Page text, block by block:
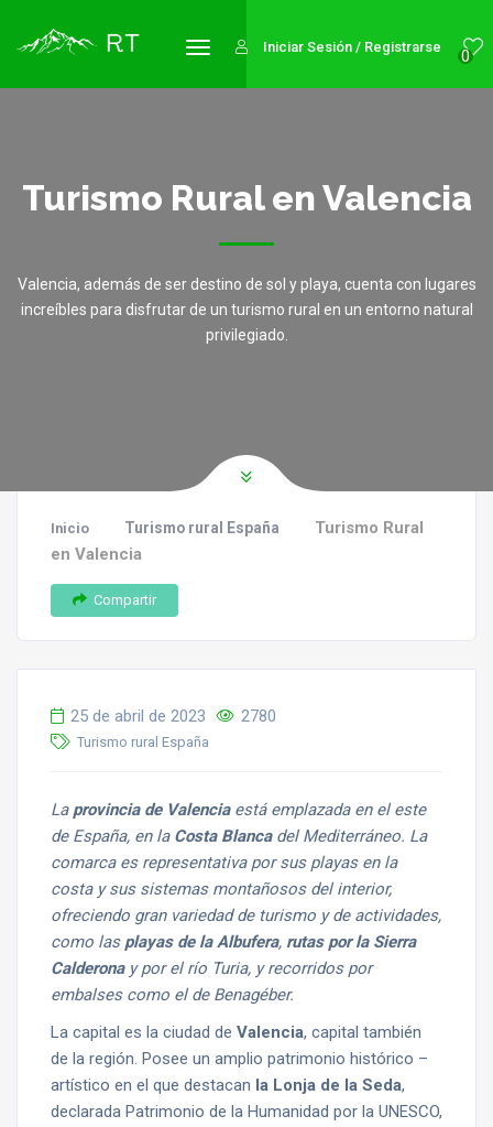
0
Iniciar Sesión / Registrarse
Turismo Rural en Valencia
Valencia, además de ser destino de sol y playa, cuenta con lugares
increíbles para disfrutar de un turismo rural en un entorno natural
privilegiado.
Inicio Turismo rural España
Turismo Rural
en Valencia
Compartir
25 de abril de 2023 2780
Turismo rural España
La provincia de Valenciaestá emplazada en el este
de España, en la Costa Blancadel Mediterráneo. La
comarca es representativa por sus playas en la
costa y sus sistemas montañosos del interior,
ofreciendo gran variedad de turismo y de actividades,
como las playas de la Albufera, rutas por la Sierra
Calderonay por el río Turia, y recorridos por
embalses como el de Benagéber.
La capital es la ciudad de Valencia, capital también
de la región. Posee un amplio patrimonio histórico –
artístico en el que destacan la Lonja de la Seda,
declarada Patrimonio de la Humanidad por la UNESCO,